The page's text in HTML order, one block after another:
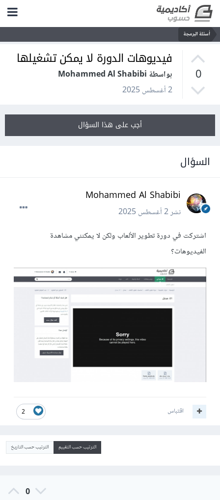
أسئلة البرمجة
0
فيديوهات الدورة لا يمكن تشغيلها
بواسطة Mohammed Al Shabibi
2 أغسطس 2025
أجب على هذا السؤال
السؤال
Mohammed Al Shabibi
نشر2 أغسطس 2025
اشتركت في دورة تطوير الألعاب ولكن لا يمكنني مشاهدة
الفيديوهات؟
2 اقتباس
الترتيب حسب التقييم الترتيب حسب التاريخ
0